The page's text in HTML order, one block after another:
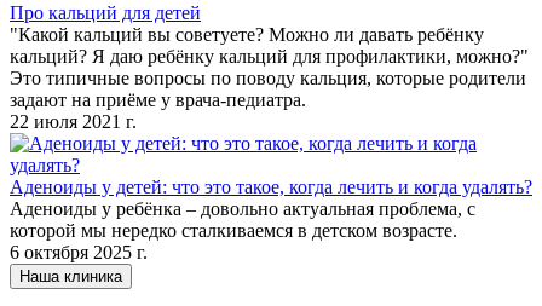
Про кальций для детей
"Какой кальций вы советуете? Можно ли давать ребёнку
кальций? Я даю ребёнку кальций для профилактики, можно?"
Это типичные вопросы по поводу кальция, которые родители
задают на приёме у врача-педиатра.
22 июля 2021 г.
Аденоиды у детей: что это такое, когда лечить и когда удалять?
Аденоиды у ребёнка – довольно актуальная проблема, с
которой мы нередко сталкиваемся в детском возрасте.
6 октября 2025 г.
Наша клиника